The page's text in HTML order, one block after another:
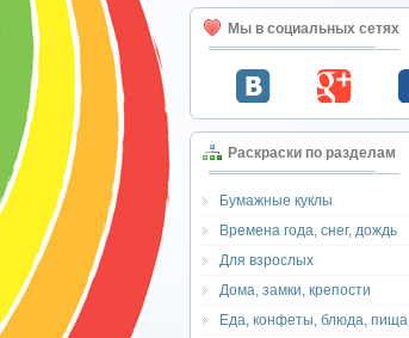
Мы в социальных сетях
Раскраски по разделам
Бумажные куклы
Времена года, снег, дождь
Для взрослых
Дома, замки, крепости
Еда, конфеты, блюда, пища